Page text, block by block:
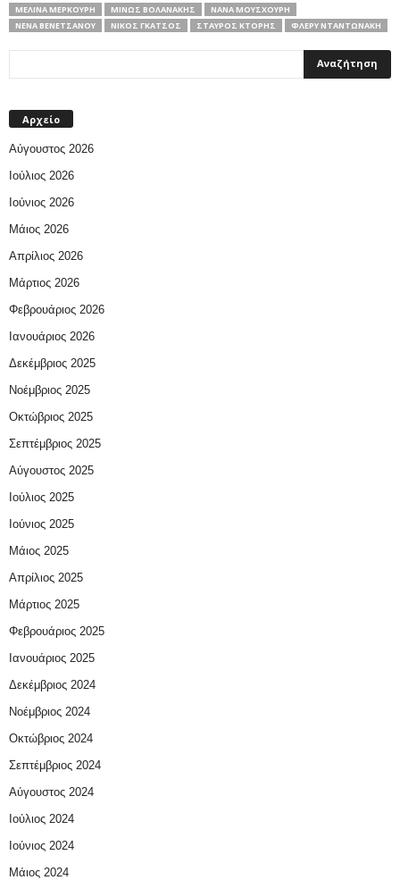
ΜΕΛΊΝΑ ΜΕΡΚΟΎΡΗ
ΜΊΝΩΣ ΒΟΛΑΝΆΚΗΣ
ΝΑΝΆ ΜΟΎΣΧΟΥΡΗ
ΝΈΝΑ ΒΕΝΕΤΣΆΝΟΥ
ΝΊΚΟΣ ΓΚΆΤΣΟΣ ΣΤΑΎΡΟΣ ΚΤΌΡΗΣ ΦΛΈΡΥ ΝΤΑΝΤΩΝΆΚΗ
Αρχείο
Αύγουστος 2026
Ιούλιος 2026
Ιούνιος 2026
Μάιος 2026
Απρίλιος 2026
Μάρτιος 2026
Φεβρουάριος 2026
Ιανουάριος 2026
Δεκέμβριος 2025
Νοέμβριος 2025
Οκτώβριος 2025
Σεπτέμβριος 2025
Αύγουστος 2025
Ιούλιος 2025
Ιούνιος 2025
Μάιος 2025
Απρίλιος 2025
Μάρτιος 2025
Φεβρουάριος 2025
Ιανουάριος 2025
Δεκέμβριος 2024
Νοέμβριος 2024
Οκτώβριος 2024
Σεπτέμβριος 2024
Αύγουστος 2024
Ιούλιος 2024
Ιούνιος 2024
Μάιος 2024